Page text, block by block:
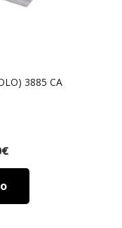
3885 CA
€